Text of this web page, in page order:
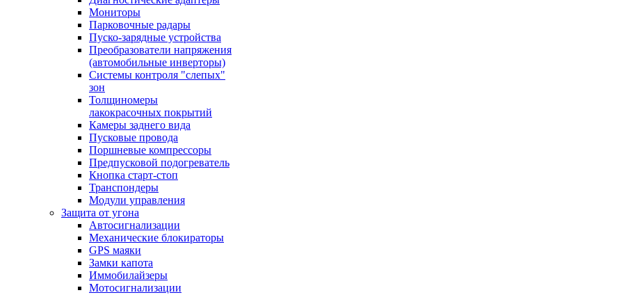
Мониторы
Парковочные радары
Пуско-зарядные устройства
Преобразователи напряжения
(автомобильные инверторы)
Системы контроля "слепых"
зон
Толщиномеры
лакокрасочных покрытий
Камеры заднего вида
Пусковые провода
Поршневые компрессоры
Предпусковой подогреватель
Кнопка старт-стоп
Транспондеры
Модули управления
Защита от угона
Автосигнализации
Механические блoкираторы
GPS маяки
Замки капота
Иммобилайзеры
Мотосигнализации